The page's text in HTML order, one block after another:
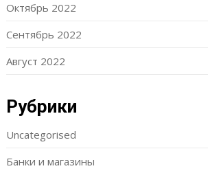
Октябрь 2022
Сентябрь 2022
Август 2022
Рубрики
Uncategorised
Банки и магазины